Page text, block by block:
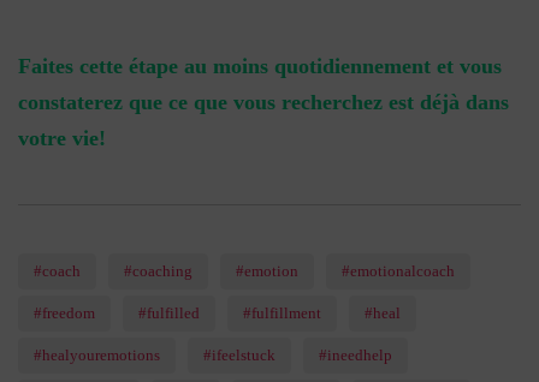
Faites cette étape au moins quotidiennement et vous
constaterez que ce que vous recherchez est déjà dans
votre vie!
#coach #coaching #emotion #emotionalcoach
#freedom #fulfilled #fulfillment #heal
#healyouremotions #ifeelstuck #ineedhelp